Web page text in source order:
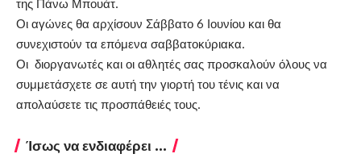
της Πάνω Μπουάτ.
Οι αγώνες θα αρχίσουν Σάββατο 6 Ιουνίου και θα
συνεχιστούν τα επόμενα σαββατοκύριακα.
Οι διοργανωτές και οι αθλητές σας προσκαλούν όλους να
συμμετάσχετε σε αυτή την γιορτή του τένις και να
απολαύσετε τις προσπάθειές τους.
Ίσως να ενδιαφέρει ...